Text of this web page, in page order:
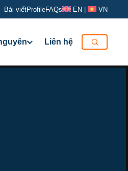
Bài viếtProfileFAQs EN | VN
Liên hệ